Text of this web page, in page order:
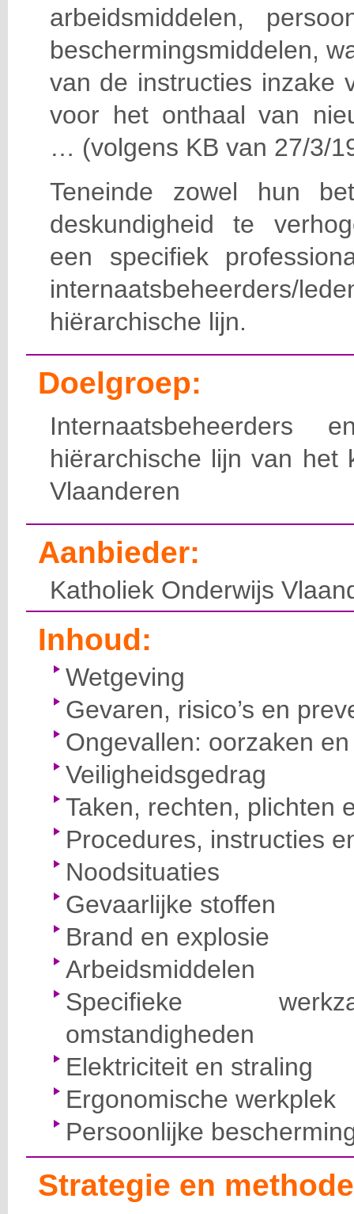
arbeidsmiddelen,
beschermingsmiddelen,
van de instructies inzake
voor het onthaal van
… (volgens KB van 27/3/
Teneinde zowel hun
deskundigheid te
een specifiek
hiërarchische lijn.
Doelgroep:
hiërarchische lijn van het
Vlaanderen
Aanbieder:
Katholiek Onderwijs
Inhoud:
Wetgeving
Gevaren, risico’s en
Ongevallen: oorzaken
Veiligheidsgedrag
Taken, rechten, plichten
Procedures, instructies
Noodsituaties
Gevaarlijke stoffen
Brand en explosie
Arbeidsmiddelen
Specifieke
omstandigheden
Elektriciteit en straling
Ergonomische werkplek
Persoonlijke
Strategie en